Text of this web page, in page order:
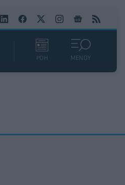
ΡΟΗ ΜΕΝΟΥ